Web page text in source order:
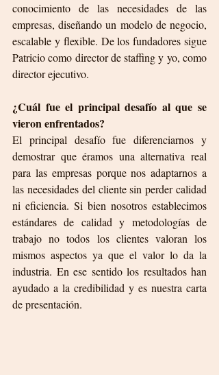
conocimiento de las necesidades de las
empresas, diseñando un modelo de negocio,
escalable y flexible. De los fundadores sigue
Patricio como director de staffing y yo, como
director ejecutivo.
¿Cuál fue el principal desafío al que se
vieron enfrentados?
El principal desafío fue diferenciarnos y
demostrar que éramos una alternativa real
para las empresas porque nos adaptarnos a
las necesidades del cliente sin perder calidad
ni eficiencia. Si bien nosotros establecimos
estándares de calidad y metodologías de
trabajo no todos los clientes valoran los
mismos aspectos ya que el valor lo da la
industria. En ese sentido los resultados han
ayudado a la credibilidad y es nuestra carta
de presentación.